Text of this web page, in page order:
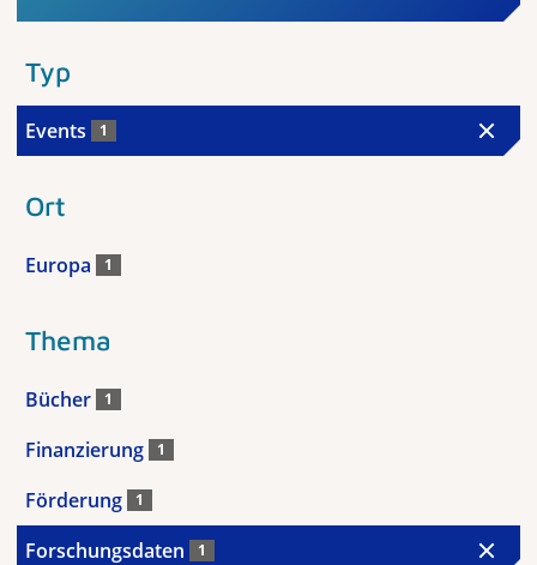
Typ
Events 1
Ort
Europa 1
Thema
Bücher 1
Finanzierung 1
Förderung 1
Forschungsdaten 1